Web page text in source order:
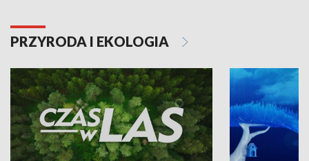
PRZYRODA I EKOLOGIA